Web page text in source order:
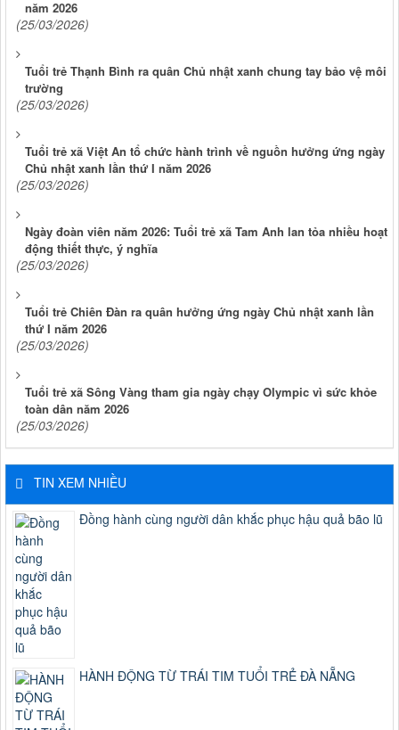
năm 2026
(25/03/2026)
Tuổi trẻ Thạnh Bình ra quân Chủ nhật xanh chung tay bảo vệ môi
trường
(25/03/2026)
Tuổi trẻ xã Việt An tổ chức hành trình về nguồn hưởng ứng ngày
Chủ nhật xanh lần thứ I năm 2026
(25/03/2026)
Ngày đoàn viên năm 2026: Tuổi trẻ xã Tam Anh lan tỏa nhiều hoạt
động thiết thực, ý nghĩa
(25/03/2026)
Tuổi trẻ Chiên Đàn ra quân hưởng ứng ngày Chủ nhật xanh lần
thứ I năm 2026
(25/03/2026)
Tuổi trẻ xã Sông Vàng tham gia ngày chạy Olympic vì sức khỏe
toàn dân năm 2026
(25/03/2026)
TIN XEM NHIỀU
Đồng hành cùng người dân khắc phục hậu quả bão lũ
HÀNH ĐỘNG TỪ TRÁI TIM TUỔI TRẺ ĐÀ NẴNG